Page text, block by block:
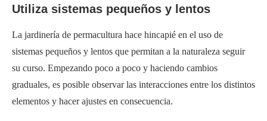
Utiliza sistemas pequeños y lentos
La jardinería de permacultura hace hincapié en el uso de
sistemas pequeños y lentos que permitan a la naturaleza seguir
su curso. Empezando poco a poco y haciendo cambios
graduales, es posible observar las interacciones entre los distintos
elementos y hacer ajustes en consecuencia.